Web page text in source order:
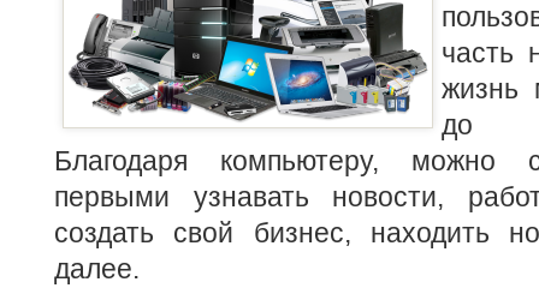
часть
жизнь
до
Благодаря компьютеру, можно
первыми узнавать новости,
создать свой бизнес, находить
далее.